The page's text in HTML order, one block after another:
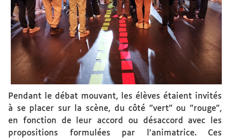
Pendant le débat mouvant, les élèves étaient invités
à se placer sur la scène, du côté "vert" ou "rouge",
en fonction de leur accord ou désaccord avec les
propositions formulées par l'animatrice. Ces